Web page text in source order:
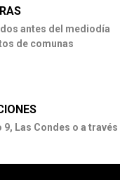
antes del mediodía
de comunas
Las Condes o a través